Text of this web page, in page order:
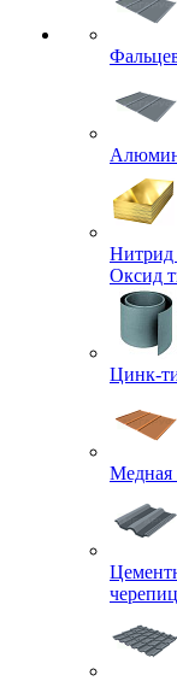
Нитрид
Оксид
Цинк-
Медная